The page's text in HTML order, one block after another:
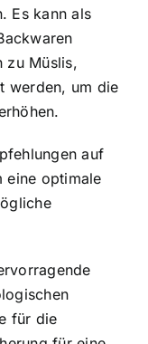
Es kann als
zu Müslis,
werden, um die
auf
eine optimale
für die